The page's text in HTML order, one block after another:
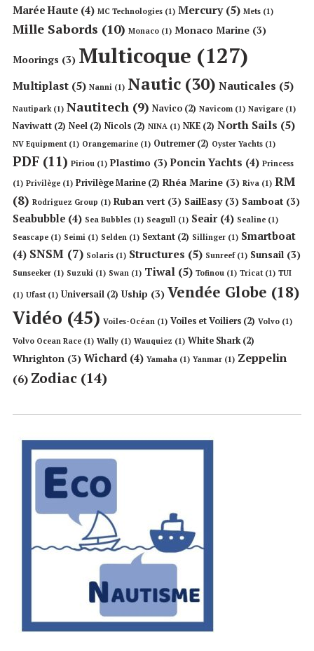
Marée Haute (4) MC Technologies (1) Mercury(5) Mets (1)
Mille Sabords (10) Monaco (1) Monaco Marine (3)
Moorings (3) Multicoque (127)
Multiplast (5) Nanni (1) Nautic (30) Nauticales (5)
Nautipark(1) Nautitech (9) Navico (2) Navicom (1) Navigare (1)
Naviwatt (2) Neel (2) Nicols (2) NINA (1) NKE (2) North Sails (5)
NV Equipment(1) Orangemarine (1) Outremer(2) Oyster Yachts (1)
PDF (11) Piriou (1) Plastimo (3) Poncin Yachts (4) Princess
(1) Privilège (1) Privilège Marine (2) Rhéa Marine (3) Riva (1) RM
(8) Rodriguez Group (1) Ruban vert (3) SailEasy(3) Samboat (3)
Seabubble (4) Sea Bubbles (1) Seagull (1) Seair(4) Sealine (1)
Seascape (1) Seimi (1) Selden (1) Sextant (2) Sillinger (1) Smartboat
(4) SNSM (7) Solaris (1) Structures (5) Sunreef(1) Sunsail (3)
Sunseeker (1) Suzuki (1) Swan (1) Tiwal (5) Tofinou (1) Tricat(1) TUI
(1) Ufast(1) Universail (2) Uship (3) Vendée Globe (18)
Vidéo (45) Voiles-Océan (1) Voiles et Voiliers (2) Volvo (1)
Volvo Ocean Race (1) Wally (1) Wauquiez (1) White Shark(2)
Whrighton (3) Wichard(4) Yamaha (1) Yanmar (1) Zeppelin
(6) Zodiac (14)